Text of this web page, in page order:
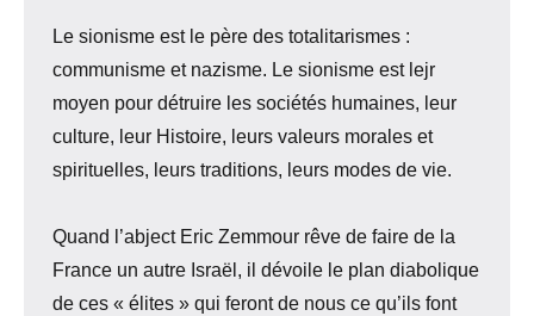
Le sionisme est le père des totalitarismes :
communisme et nazisme. Le sionisme est lejr
moyen pour détruire les sociétés humaines, leur
culture, leur Histoire, leurs valeurs morales et
spirituelles, leurs traditions, leurs modes de vie.
Quand l’abject Eric Zemmour rêve de faire de la
France un autre Israël, il dévoile le plan diabolique
de ces « élites » qui feront de nous ce qu’ils font